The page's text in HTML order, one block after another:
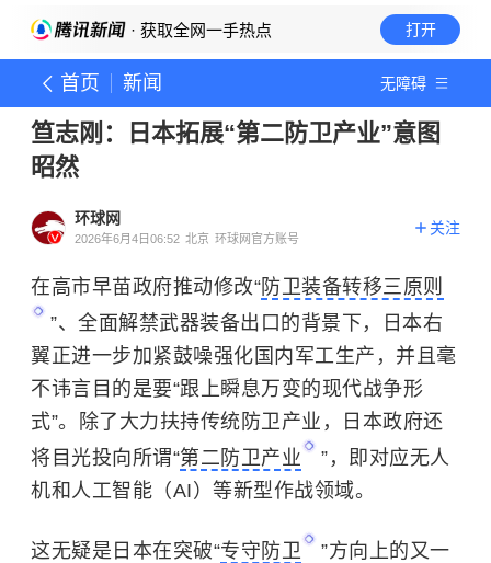
· 获取全网一手热点 打开
首页 新闻 无障碍
笪志刚：日本拓展“第二防卫产业”意图
昭然
环球网
2026年6月4日06:52 北京 环球网官方账号
关注
在高市早苗政府推动修改“防卫装备转移三原则
”、全面解禁武器装备出口的背景下，日本右
翼正进一步加紧鼓噪强化国内军工生产，并且毫
不讳言目的是要“跟上瞬息万变的现代战争形
式”。除了大力扶持传统防卫产业，日本政府还
将目光投向所谓“第二防卫产业
”，即对应无人
机和人工智能（AI）等新型作战领域。
这无疑是日本在突破“专守防卫
”方向上的又一